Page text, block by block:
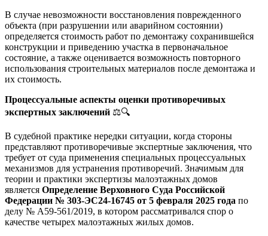
В случае невозможности восстановления поврежденного
объекта (при разрушении или аварийном состоянии)
определяется стоимость работ по демонтажу сохранившейся
конструкции и приведению участка в первоначальное
состояние, а также оценивается возможность повторного
использования строительных материалов после демонтажа и
их стоимость.
Процессуальные аспекты оценки противоречивых
экспертных заключений ⚖️🔍
В судебной практике нередки ситуации, когда стороны
представляют противоречивые экспертные заключения, что
требует от суда применения специальных процессуальных
механизмов для устранения противоречий. Значимым для
теории и практики экспертизы малоэтажных домов
является Определение Верховного Суда Российской
Федерации № 303-ЭС24-16745 от 5 февраля 2025 года по
делу № А59-561/2019, в котором рассматривался спор о
качестве четырех малоэтажных жилых домов.